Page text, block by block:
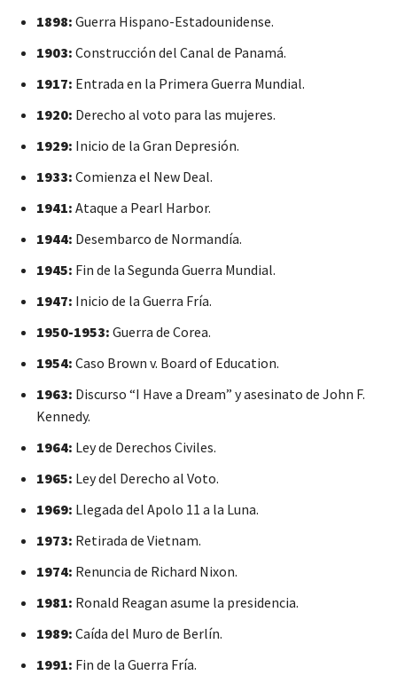
1898: Guerra Hispano-Estadounidense.
1903: Construcción del Canal de Panamá.
1917: Entrada en la Primera Guerra Mundial.
1920: Derecho al voto para las mujeres.
1929: Inicio de la Gran Depresión.
1933: Comienza el New Deal.
1941: Ataque a Pearl Harbor.
1944: Desembarco de Normandía.
1945: Fin de la Segunda Guerra Mundial.
1947: Inicio de la Guerra Fría.
1950-1953: Guerra de Corea.
1954: Caso Brown v. Board of Education.
1963: Discurso “I Have a Dream” y asesinato de John F.
Kennedy.
1964: Ley de Derechos Civiles.
1965: Ley del Derecho al Voto.
1969: Llegada del Apolo 11 a la Luna.
1973: Retirada de Vietnam.
1974: Renuncia de Richard Nixon.
1981: Ronald Reagan asume la presidencia.
1989: Caída del Muro de Berlín.
1991: Fin de la Guerra Fría.